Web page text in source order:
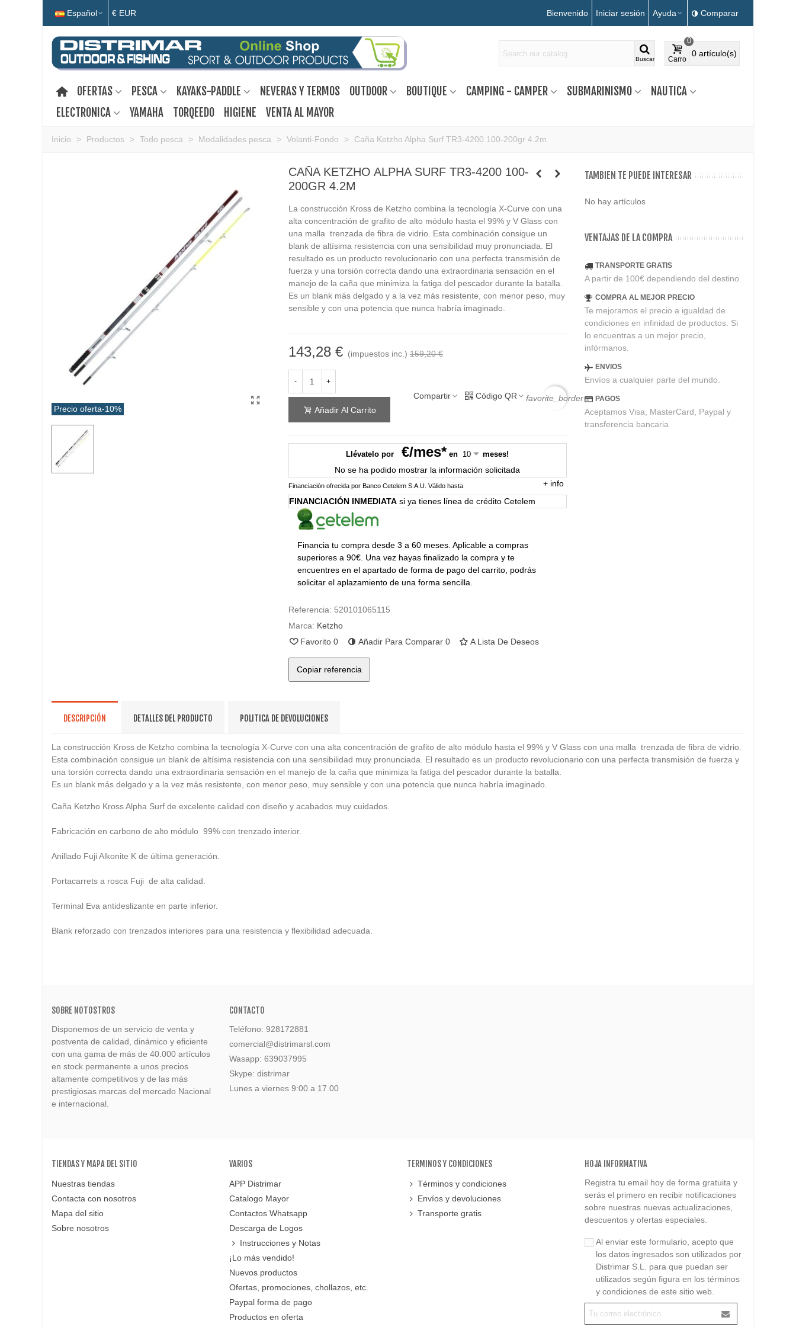
Español € EUR Bienvenido Iniciar sesión Ayuda Comparar
Buscar Carro
0
0 artículo(s)
OFERTAS PESCA KAYAKS-PADDLE NEVERAS Y TERMOS OUTDOOR BOUTIQUE CAMPING - CAMPER SUBMARINISMO
NAUTICA
ELECTRONICA
YAMAHA TORQEEDO HIGIENE VENTA AL MAYOR
Inicio > Productos > Todo pesca > Modalidades pesca > Volanti-Fondo > Caña Ketzho Alpha Surf TR3-4200 100-200gr 4.2m
Precio oferta-10%
CAÑA KETZHO ALPHA SURF TR3-4200 100-
200GR 4.2M
La construcción Kross de Ketzho combina la tecnología X-Curve con una
alta concentración de grafito de alto módulo hasta el 99% y V Glass con
una malla trenzada de fibra de vidrio. Esta combinación consigue un
blank de altísima resistencia con una sensibilidad muy pronunciada. El
resultado es un producto revolucionario con una perfecta transmisión de
fuerza y una torsión correcta dando una extraordinaria sensación en el
manejo de la caña que minimiza la fatiga del pescador durante la batalla.
Es un blank más delgado y a la vez más resistente, con menor peso, muy
sensible y con una potencia que nunca habría imaginado.
143,28 € (impuestos inc.) 159,20 €
- +
Añadir Al Carrito
Compartir Código QR favorite_border
Llévatelo por €/mes* en meses!
No se ha podido mostrar la información solicitada
Financiación ofrecida por Banco Cetelem S.A.U. Válido hasta + info
FINANCIACIÓN INMEDIATAsi ya tienes línea de crédito Cetelem
Financia tu compra desde 3 a 60 meses. Aplicable a compras
superiores a 90€. Una vez hayas finalizado la compra y te
encuentres en el apartado de forma de pago del carrito, podrás
solicitar el aplazamiento de una forma sencilla.
Referencia: 520101065115
Marca: Ketzho
Favorito 0 Añadir Para Comparar 0 A Lista De Deseos
Copiar referencia
TAMBIEN TE PUEDE INTERESAR
No hay artículos
VENTAJAS DE LA COMPRA
TRANSPORTE GRATIS
A partir de 100€ dependiendo del destino.
COMPRA AL MEJOR PRECIO
Te mejoramos el precio a igualdad de
condiciones en infinidad de productos. Si
lo encuentras a un mejor precio,
infórmanos.
ENVIOS
Envíos a cualquier parte del mundo.
PAGOS
Aceptamos Visa, MasterCard, Paypal y
transferencia bancaria
DESCRIPCIÓN DETALLES DEL PRODUCTO POLITICA DE DEVOLUCIONES
La construcción Kross de Ketzho combina la tecnología X-Curve con una alta concentración de grafito de alto módulo hasta el 99% y V Glass con una malla trenzada de fibra de vidrio.
Esta combinación consigue un blank de altísima resistencia con una sensibilidad muy pronunciada. El resultado es un producto revolucionario con una perfecta transmisión de fuerza y
una torsión correcta dando una extraordinaria sensación en el manejo de la caña que minimiza la fatiga del pescador durante la batalla.
Es un blank más delgado y a la vez más resistente, con menor peso, muy sensible y con una potencia que nunca habría imaginado.
Caña Ketzho Kross Alpha Surf de excelente calidad con diseño y acabados muy cuidados.
Fabricación en carbono de alto módulo 99% con trenzado interior.
Anillado Fuji Alkonite K de última generación.
Portacarrets a rosca Fuji de alta calidad.
Terminal Eva antideslizante en parte inferior.
Blank reforzado con trenzados interiores para una resistencia y flexibilidad adecuada.
SOBRE NOTOSTROS
Disponemos de un servicio de venta y
postventa de calidad, dinámico y eficiente
con una gama de más de 40.000 artículos
en stock permanente a unos precios
altamente competitivos y de las más
prestigiosas marcas del mercado Nacional
e internacional.
CONTACTO
Teléfono: 928172881
comercial@distrimarsl.com
Wasapp: 639037995
Skype: distrimar
Lunes a viernes 9:00 a 17.00
TIENDAS Y MAPA DEL SITIO
Nuestras tiendas
Contacta con nosotros
Mapa del sitio
Sobre nosotros
VARIOS
APP Distrimar
Catalogo Mayor
Contactos Whatsapp
Descarga de Logos
Instrucciones y Notas
¡Lo más vendido!
Nuevos productos
Ofertas, promociones, chollazos, etc.
Paypal forma de pago
Productos en oferta
TERMINOS Y CONDICIONES
Términos y condiciones
Envíos y devoluciones
Transporte gratis
HOJA INFORMATIVA
Registra tu email hoy de forma gratuita y
serás el primero en recibir notificaciones
sobre nuestras nuevas actualizaciones,
descuentos y ofertas especiales.
Al enviar este formulario, acepto que
los datos ingresados son utilizados por
Distrimar S.L. para que puedan ser
utilizados según figura en los términos
y condiciones de este sitio web.